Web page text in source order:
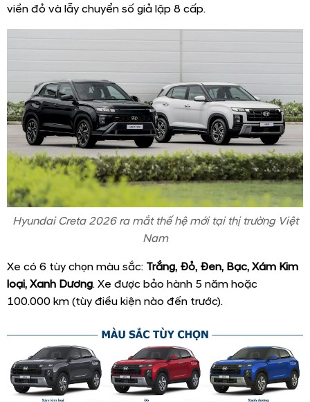
viền đỏ và lẫy chuyển số giả lập 8 cấp.
Hyundai Creta 2026 ra mắt thế hệ mới tại thị trường Việt
Nam
Xe có 6 tùy chọn màu sắc: Trắng, Đỏ, Đen, Bạc, Xám Kim
loại, Xanh Dương. Xe được bảo hành 5 năm hoặc
100.000 km (tùy điều kiện nào đến trước).